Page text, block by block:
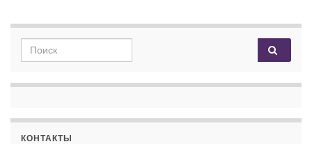
Search for:
КОНТАКТЫ